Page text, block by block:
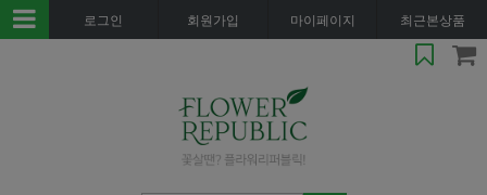
로그인 회원가입 마이페이지 최근본상품